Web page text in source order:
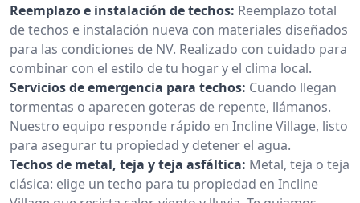
Reemplazo e instalación de techos: Reemplazo total
de techos e instalación nueva con materiales diseñados
para las condiciones de NV. Realizado con cuidado para
combinar con el estilo de tu hogar y el clima local.
Servicios de emergencia para techos: Cuando llegan
tormentas o aparecen goteras de repente, llámanos.
Nuestro equipo responde rápido en Incline Village, listo
para asegurar tu propiedad y detener el agua.
Techos de metal, teja y teja asfáltica: Metal, teja o teja
clásica: elige un techo para tu propiedad en Incline